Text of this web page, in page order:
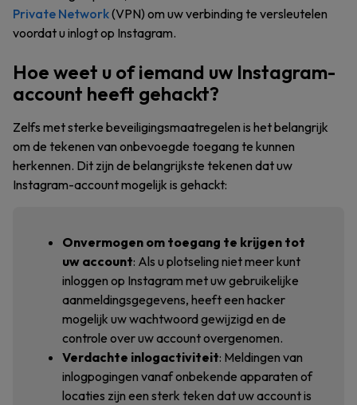
Private Network(VPN) om uw verbinding te versleutelen
voordat u inlogt op Instagram.
Hoe weet u of iemand uw Instagram-
account heeft gehackt?
Zelfs met sterke beveiligingsmaatregelen is het belangrijk
om de tekenen van onbevoegde toegang te kunnen
herkennen. Dit zijn de belangrijkste tekenen dat uw
Instagram-account mogelijk is gehackt:
Onvermogen om toegang te krijgen tot
uw account: Als u plotseling niet meer kunt
inloggen op Instagram met uw gebruikelijke
aanmeldingsgegevens, heeft een hacker
mogelijk uw wachtwoord gewijzigd en de
controle over uw account overgenomen.
Verdachte inlogactiviteit: Meldingen van
inlogpogingen vanaf onbekende apparaten of
locaties zijn een sterk teken dat uw account is